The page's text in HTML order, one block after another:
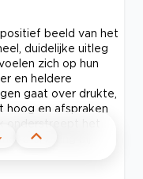
beeld van het
duidelijke uitleg
zich op hun
en heldere
gaat over drukte,
hoog en afspraken
onderstreept het
ervaring bij